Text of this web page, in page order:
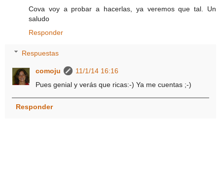
Cova voy a probar a hacerlas, ya veremos que tal. Un
saludo
Responder
Respuestas
comoju
11/1/14 16:16
Pues genial y verás que ricas:-) Ya me cuentas ;-)
Responder